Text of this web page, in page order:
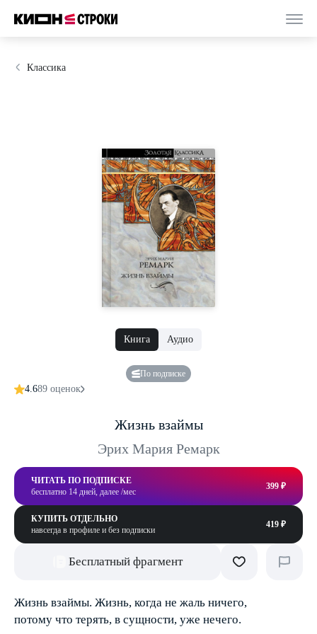
Классика
Книга Аудио
По подписке
4.689 оценок
Жизнь взаймы
Эрих Мария Ремарк
ЧИТАТЬ ПО ПОДПИСКЕ
бесплатно 14 дней, далее /мес
399 ₽
КУПИТЬ ОТДЕЛЬНО
навсегда в профиле и без подписки
419 ₽
Бесплатный фрагмент
Жизнь взаймы. Жизнь, когда не жаль ничего,
потому что терять, в сущности, уже нечего.